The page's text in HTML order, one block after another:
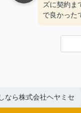
ズに契約ま
で良かった
なら株式会社ヘヤミセ